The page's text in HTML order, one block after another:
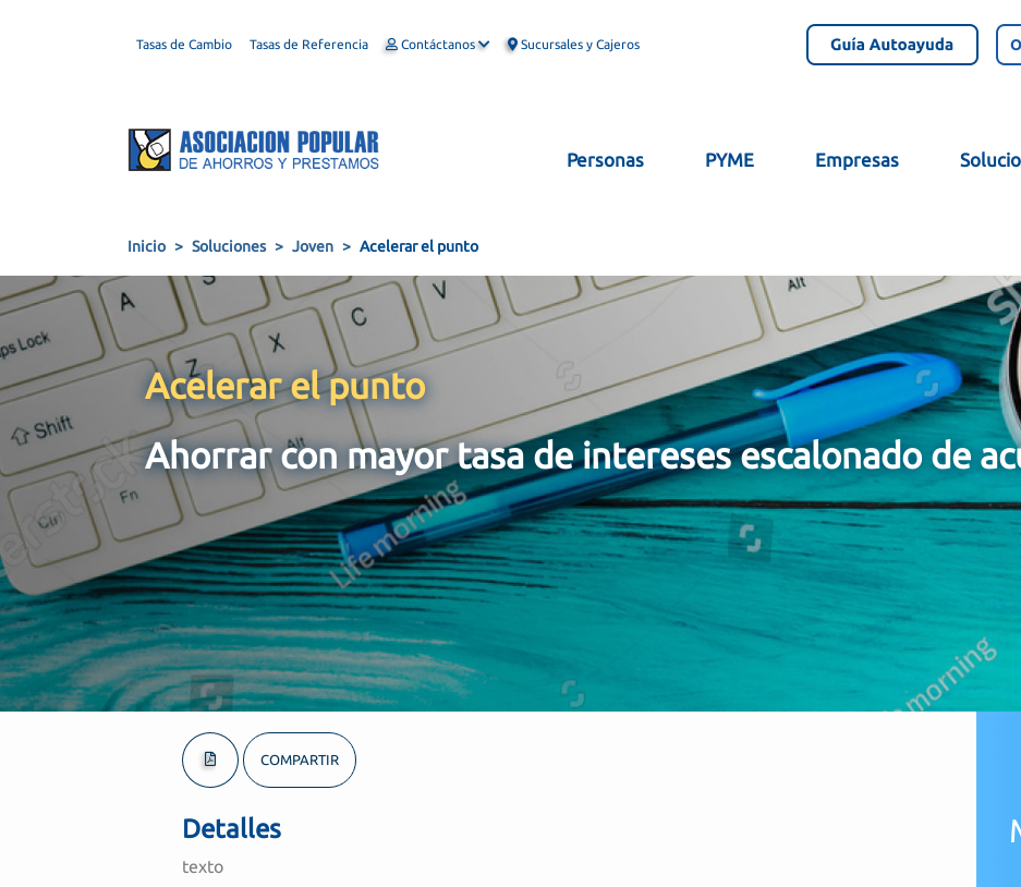
Tasas de Cambio Tasas de Referencia Contáctanos Sucursales y Cajeros
Personas PYME Empresas
Inicio Soluciones Joven Acelerar el punto
Acelerar el punto
Ahorrar con mayor tasa de intereses escalonado de
COMPARTIR
Detalles
texto